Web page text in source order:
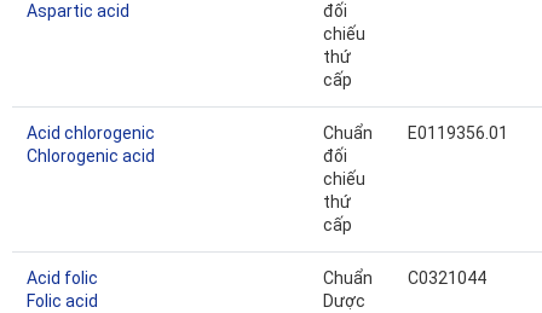
Aspartic acid
đối
chiếu
thứ
cấp
Acid chlorogenic
Chlorogenic acid
Chuẩn
đối
chiếu
thứ
cấp
E0119356.01
Acid folic
Folic acid
Chuẩn
Dược
C0321044